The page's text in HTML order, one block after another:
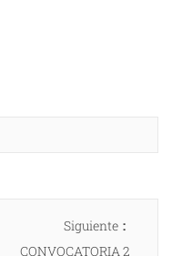
Siguiente
CONVOCATORIA 2